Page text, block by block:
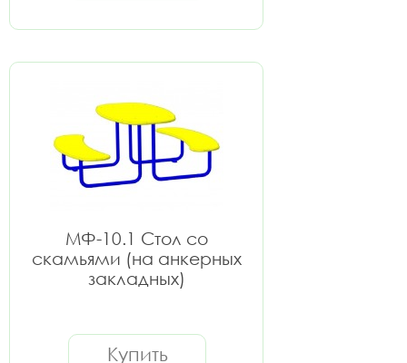
МФ-10.1 Стол со
скамьями (на анкерных
закладных)
Купить